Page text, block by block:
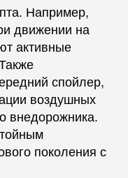
Например,
движении на
активные
спойлер,
воздушных
внедорожника.
поколения с